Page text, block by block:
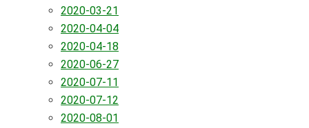
2020-03-21
2020-04-04
2020-04-18
2020-06-27
2020-07-11
2020-07-12
2020-08-01